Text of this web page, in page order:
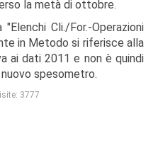
la metà di ottobre.
Cli./For.-Operazioni
in Metodo si riferisce alla
ai dati 2011 e non è quindi
spesometro.
3777